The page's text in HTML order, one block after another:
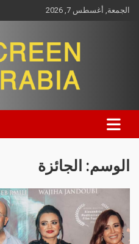
الجمعة, أغسطس 7, 2026
Screen Arabia
الوسم: الجائزة